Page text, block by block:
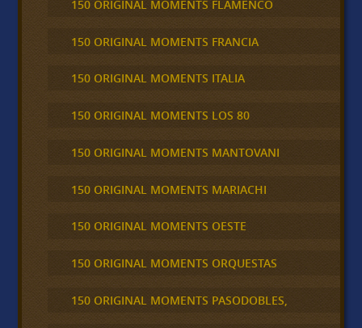
150 ORIGINAL MOMENTS FLAMENCO
150 ORIGINAL MOMENTS FRANCIA
150 ORIGINAL MOMENTS ITALIA
150 ORIGINAL MOMENTS LOS 80
150 ORIGINAL MOMENTS MANTOVANI
150 ORIGINAL MOMENTS MARIACHI
150 ORIGINAL MOMENTS OESTE
150 ORIGINAL MOMENTS ORQUESTAS
150 ORIGINAL MOMENTS PASODOBLES,